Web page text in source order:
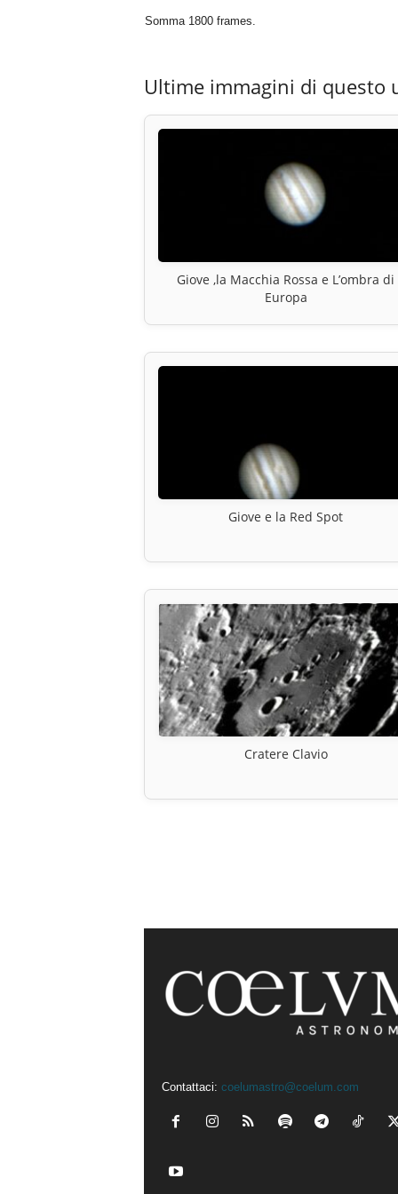
Somma 1800 frames.
Ultime immagini di questo
Giove ,la Macchia Rossa e L’ombra di
Europa
Giove e la Red Spot
Cratere Clavio
Contattaci: coelumastro@coelum.com